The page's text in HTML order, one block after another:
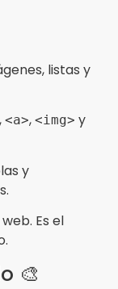
listas y
,<a>,<img> y
y
Es el
🎨